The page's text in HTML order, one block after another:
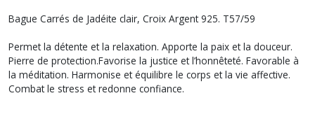
Bague Carrés de Jadéite clair, Croix Argent 925. T57/59
Permet la détente et la relaxation. Apporte la paix et la douceur.
Pierre de protection.Favorise la justice et l’honnêteté. Favorable à
la méditation. Harmonise et équilibre le corps et la vie affective.
Combat le stress et redonne confiance.